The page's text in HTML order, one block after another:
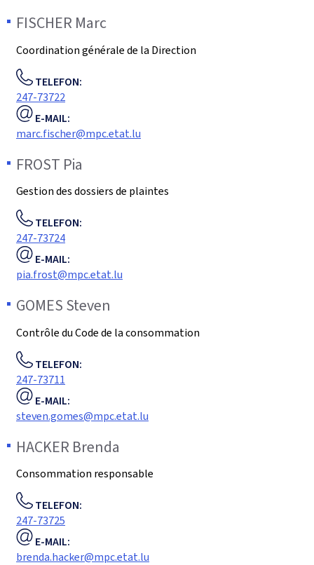
FISCHER Marc
Coordination générale de la Direction
TELEFON:
247-73722
E-MAIL:
marc.fischer@mpc.etat.lu
FROST Pia
Gestion des dossiers de plaintes
TELEFON:
247-73724
E-MAIL:
pia.frost@mpc.etat.lu
GOMES Steven
Contrôle du Code de la consommation
TELEFON:
247-73711
E-MAIL:
steven.gomes@mpc.etat.lu
HACKER Brenda
Consommation responsable
TELEFON:
247-73725
E-MAIL:
brenda.hacker@mpc.etat.lu